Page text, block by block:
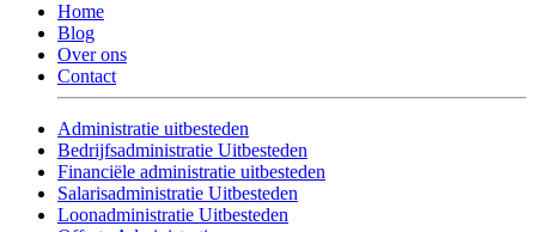
Home
Blog
Over ons
Contact
Administratie uitbesteden
Bedrijfsadministratie Uitbesteden
Financiële administratie uitbesteden
Salarisadministratie Uitbesteden
Loonadministratie Uitbesteden